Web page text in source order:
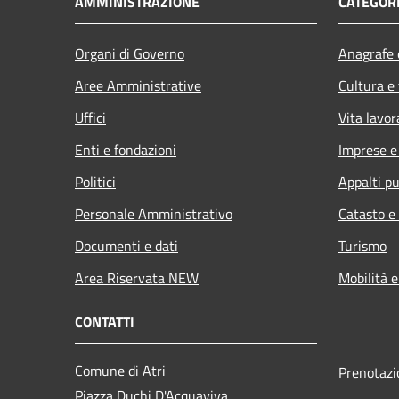
Organi di Governo
Aree Amministrative
Uffici
Enti e fondazioni
Politici
Personale Amministrativo
Documenti e dati
Area Riservata NEW
Cultura
Vita
Imprese
Appalti
Catasto
Turismo
Mobilità
CONTATTI
Comune di Atri